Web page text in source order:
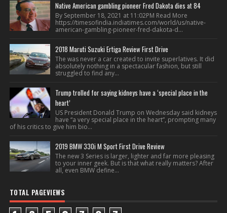
Native American gambling pioneer Fred Dakota dies at 84
By September 18, 2021 at 11:02PM Read More
https://timesofindia.indiatimes.com/world/us/native-
american-gambling-pioneer-fred-dakota-d...
2018 Maruti Suzuki Ertiga Review First Drive
The was never a car created to invite superlatives. It did
absolutely nothing in a spectacular fashion, but still
struggled to find any...
Trump trolled for saying kidneys have a ‘special place in the
heart’
US President Donald Trump on Wednesday said kidneys
have “a very special place in the heart”, prompting many
of his critics to give him bio...
2019 BMW 330i M Sport First Drive Review
The new 3 Series is larger, lighter and far more pleasing
to your inner geek. But is that what really matters? After
all, even BMW define...
TOTAL PAGEVIEWS